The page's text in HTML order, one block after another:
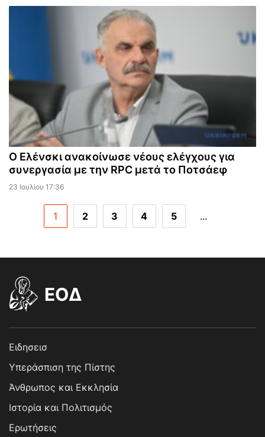
Ο Ελένσκι ανακοίνωσε νέους ελέγχους για
συνεργασία με την RPC μετά το Ποτσάεφ
23 Ιουλίου 17:36
1 2 3 4 5 ...
EOΔ
Ειδησεισ
Υπεράσπιση της Πίστης
Άνθρωπος και Εκκλησία
Ιστορία και Πολιτισμός
Ερωτήσεις